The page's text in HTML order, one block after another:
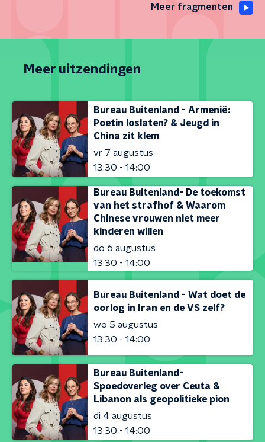
Meer fragmenten
Meer uitzendingen
Bureau Buitenland - Armenië:
Poetin loslaten? & Jeugd in
China zit klem
vr 7 augustus
13:30 - 14:00
Bureau Buitenland- De toekomst
van het strafhof & Waarom
Chinese vrouwen niet meer
kinderen willen
do 6 augustus
13:30 - 14:00
Bureau Buitenland - Wat doet de
oorlog in Iran en de VS zelf?
wo 5 augustus
13:30 - 14:00
Bureau Buitenland-
Spoedoverleg over Ceuta &
Libanon als geopolitieke pion
di 4 augustus
13:30 - 14:00